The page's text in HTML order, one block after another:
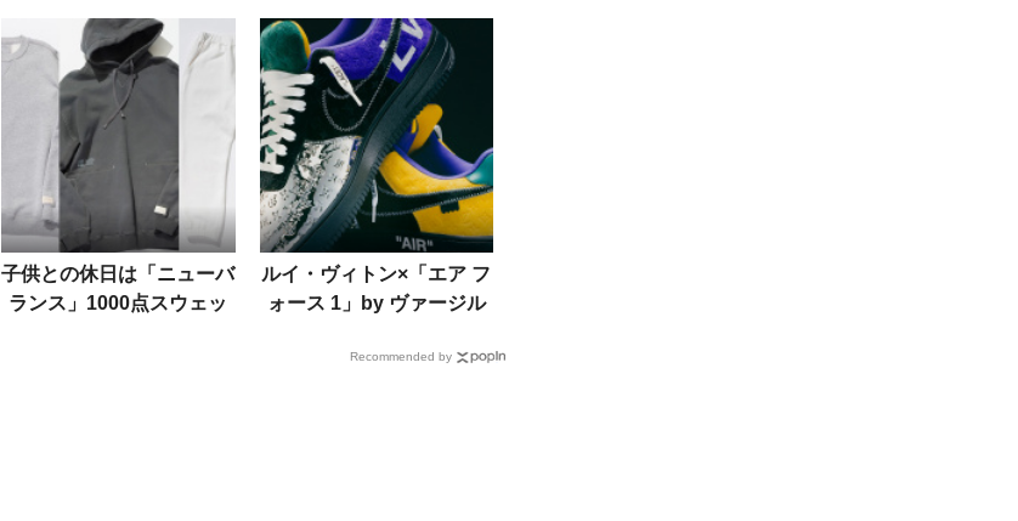
子供との休日は「ニューバ
ランス」1000点スウェッ
ルイ・ヴィトン×「エア フ
ォース 1」by ヴァージル
チェック
Recommended by